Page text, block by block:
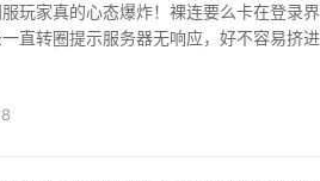
玩家真的心态爆炸！裸连要么卡在登录
直转圈提示服务器无响应，好不容易挤
、仓库物资完全不互通，舍不得氪满的枪